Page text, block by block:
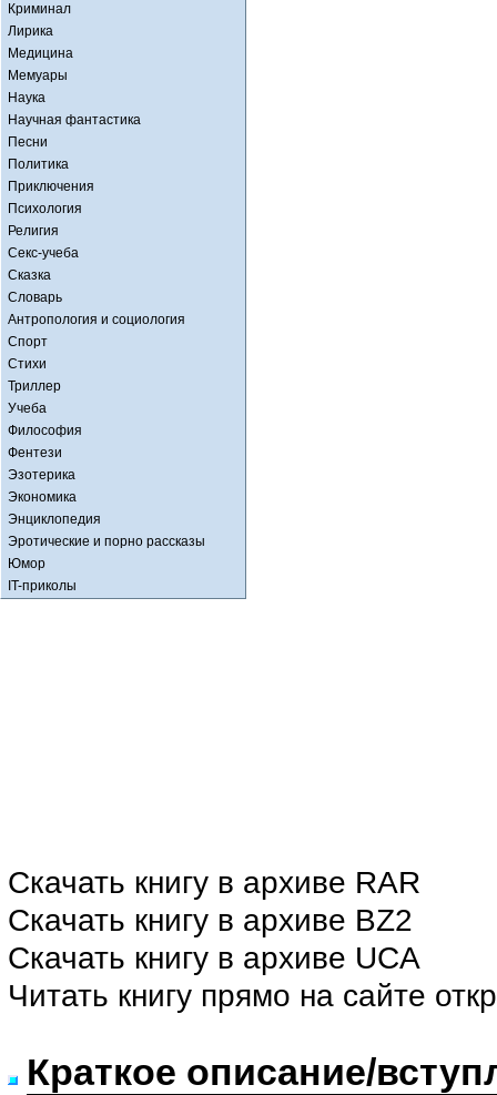
Криминал
Лирика
Медицина
Мемуары
Наука
Научная фантастика
Песни
Политика
Приключения
Психология
Религия
Секс-учеба
Сказка
Словарь
Антропология и социология
Спорт
Стихи
Триллер
Учеба
Философия
Фентези
Эзотерика
Экономика
Энциклопедия
Эротические и порно рассказы
Юмор
IT-приколы
Скачать книгу в архиве RAR
Скачать книгу в архиве BZ2
Скачать книгу в архиве UCA
Читать книгу прямо на сайте
Краткое описание/